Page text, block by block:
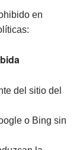
en
del sitio del
o Bing sin